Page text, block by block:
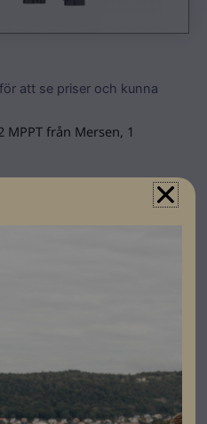
att se priser och kunna
från Mersen, 1